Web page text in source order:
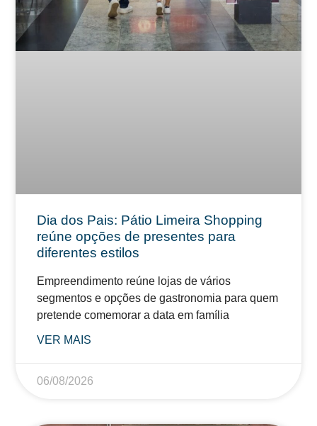
Dia dos Pais: Pátio Limeira Shopping
reúne opções de presentes para
diferentes estilos
Empreendimento reúne lojas de vários
segmentos e opções de gastronomia para quem
pretende comemorar a data em família
VER MAIS
06/08/2026